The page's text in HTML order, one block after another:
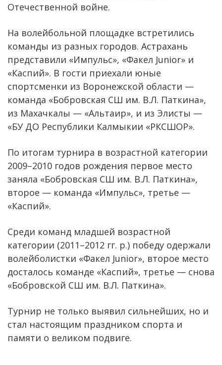
Отечественной войне.
На волейбольной площадке встретились
команды из разных городов. Астрахань
представили «Импульс», «Факел Junior» и
«Каспий». В гости приехали юные
спортсменки из Воронежской области —
команда «Бобровская СШ им. В.Л. Паткина»,
из Махачкалы — «Альтаир», и из Элисты —
«БУ ДО Республики Калмыкии «РКСШОР».
По итогам турнира в возрастной категории
2009–2010 годов рождения первое место
заняла «Бобровская СШ им. В.Л. Паткина»,
второе — команда «Импульс», третье —
«Каспий».
Среди команд младшей возрастной
категории (2011–2012 гг. р.) победу одержали
волейболистки «Факел Junior», второе место
досталось команде «Каспий», третье — снова
«Бобровской СШ им. В.Л. Паткина».
Турнир не только выявил сильнейших, но и
стал настоящим праздником спорта и
памяти о великом подвиге.